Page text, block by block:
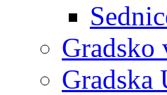
Gradsko
Gradska